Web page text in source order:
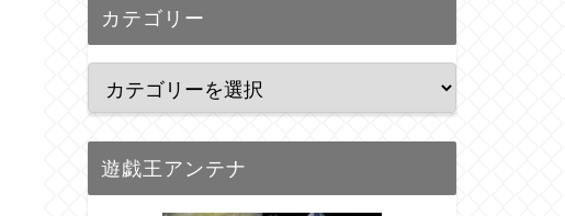
カテゴリー
遊戯王アンテナ